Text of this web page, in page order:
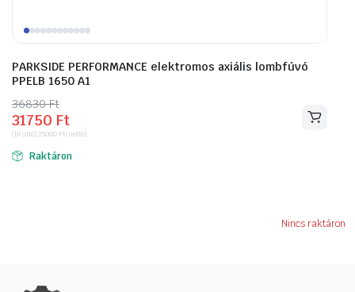
PARKSIDE PERFORMANCE elektromos axiális lombfúvó
PPELB 1650 A1
36830Ft
Original
price
was:
36830 Ft.
31750 Ft
Current
price
is:
31750 Ft.
(bruttó)25000 Ft(nettó)
Raktáron
Nincs raktáron